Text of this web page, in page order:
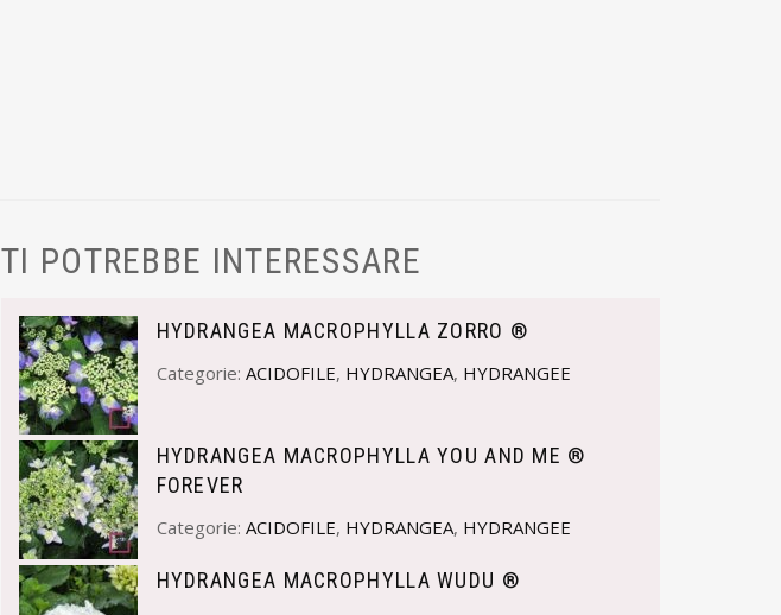
TI POTREBBE INTERESSARE
HYDRANGEA MACROPHYLLA ZORRO ®
Categorie: ACIDOFILE, HYDRANGEA, HYDRANGEE
HYDRANGEA MACROPHYLLA YOU AND ME ®
FOREVER
Categorie: ACIDOFILE, HYDRANGEA, HYDRANGEE
HYDRANGEA MACROPHYLLA WUDU ®